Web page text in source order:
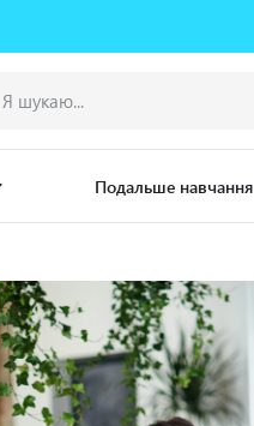
Подальше навчання